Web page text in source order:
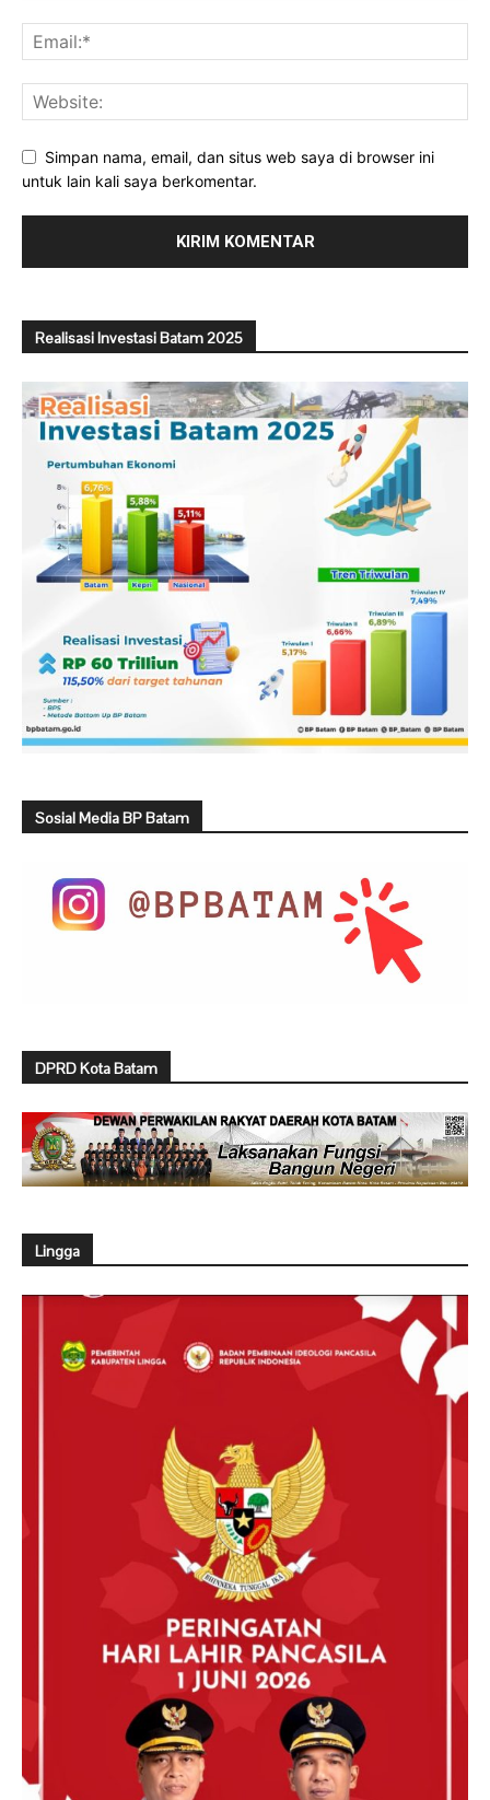
Simpan nama, email, dan situs web saya di browser ini
untuk lain kali saya berkomentar.
Realisasi Investasi Batam 2025
Sosial Media BP Batam
DPRD Kota Batam
Lingga